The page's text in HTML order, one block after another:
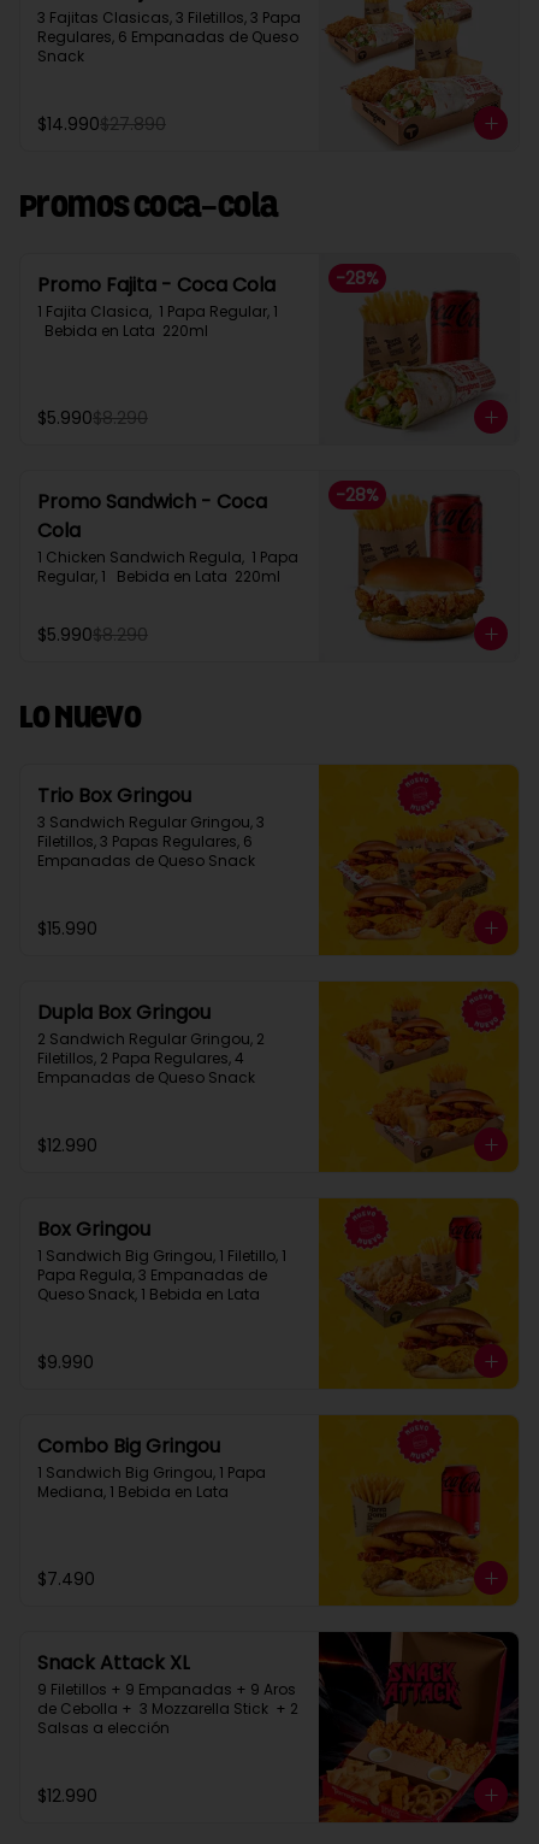
3 Fajitas Clasicas, 3 Filetillos, 3 Papa
Regulares, 6 Empanadas de Queso
Snack
$14.990$27.890
Promos Coca-Cola
-28%
Promo Fajita - Coca Cola
1 Fajita Clasica,  1 Papa Regular, 1
Bebida en Lata  220ml
$5.990$8.290
-28%
Promo Sandwich - Coca
Cola
1 Chicken Sandwich Regula,  1 Papa
Regular, 1   Bebida en Lata  220ml
$5.990$8.290
Lo Nuevo
Trio Box Gringou
3 Sandwich Regular Gringou, 3
Filetillos, 3 Papas Regulares, 6
Empanadas de Queso Snack
$15.990
Dupla Box Gringou
2 Sandwich Regular Gringou, 2
Filetillos, 2 Papa Regulares, 4
Empanadas de Queso Snack
$12.990
Box Gringou
1 Sandwich Big Gringou, 1 Filetillo, 1
Papa Regula, 3 Empanadas de
Queso Snack, 1 Bebida en Lata
$9.990
Combo Big Gringou
1 Sandwich Big Gringou, 1 Papa
Mediana, 1 Bebida en Lata
$7.490
Snack Attack XL
9 Filetillos + 9 Empanadas + 9 Aros
de Cebolla +  3 Mozzarella Stick  + 2
Salsas a elección
$12.990